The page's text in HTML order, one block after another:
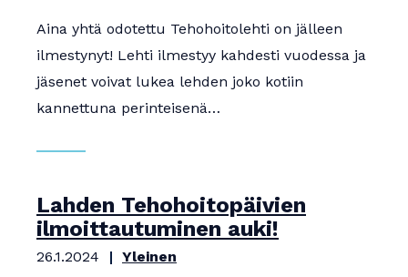
Aina yhtä odotettu Tehohoitolehti on jälleen
ilmestynyt! Lehti ilmestyy kahdesti vuodessa ja
jäsenet voivat lukea lehden joko kotiin
kannettuna perinteisenä…
Lahden Tehohoitopäivien
ilmoittautuminen auki!
26.1.2024 Yleinen